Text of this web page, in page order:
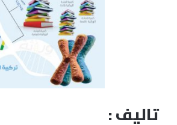
تاليف :